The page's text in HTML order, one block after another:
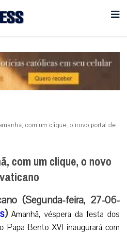
com um clique, o novo portal de
com um clique, o novo
(Segunda-feira, 27-06-
) Amanhã, véspera da festa dos
Papa Bento XVI inaugurará com